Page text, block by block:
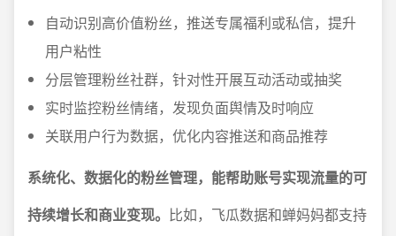
自动识别高价值粉丝，推送专属福利或私信，提升
用户粘性
分层管理粉丝社群，针对性开展互动活动或抽奖
实时监控粉丝情绪，发现负面舆情及时响应
关联用户行为数据，优化内容推送和商品推荐
系统化、数据化的粉丝管理，能帮助账号实现流量的可
持续增长和商业变现。 比如，飞瓜数据和蝉妈妈都支持